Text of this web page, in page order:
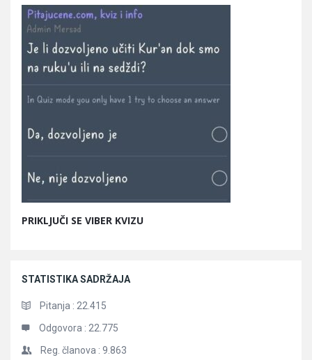
PRIKLJUČI SE VIBER KVIZU
STATISTIKA SADRŽAJA
Pitanja : 22.415
Odgovora : 22.775
Reg. članova : 9.863